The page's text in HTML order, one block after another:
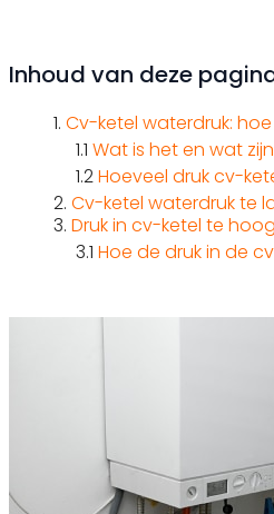
Inhoud van deze
1. Cv-ketel waterdruk:
1.1 Wat is het en wat
1.2Hoeveel druk cv-
2. Cv-ketel waterdruk te
3. Druk in cv-ketel te
3.1 Hoe de druk in de